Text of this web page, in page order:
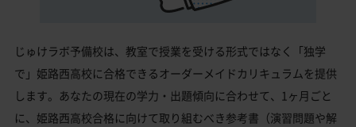
じゅけラボ予備校は、教室で授業を受ける形式ではなく「独学
で」姫路西高校に合格できるオーダーメイドカリキュラムを提供
します。あなたの現在の学力・出題傾向に合わせて、1ヶ月ごと
に、姫路西高校合格に向けて取り組むべき参考書（演習問題や解